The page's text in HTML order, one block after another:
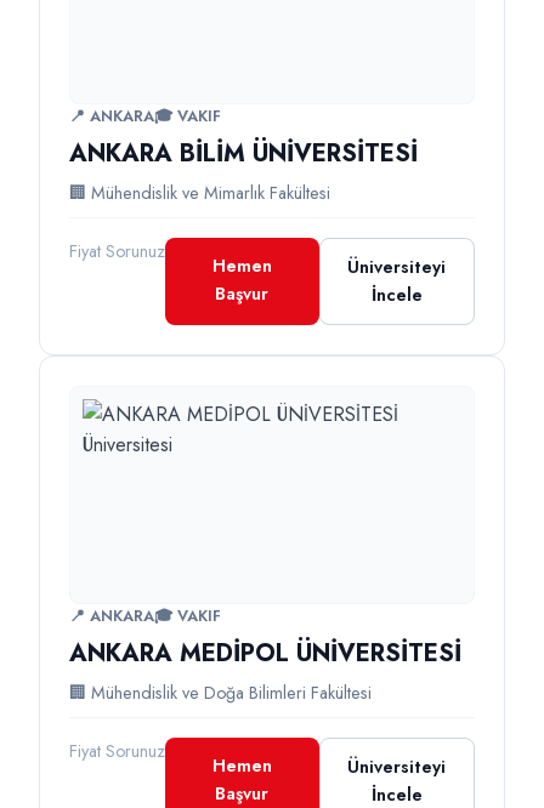
📍 ANKARA🎓 VAKIF
ANKARA BİLİM ÜNİVERSİTESİ
🏢 Mühendislik ve Mimarlık Fakültesi
Fiyat Sorunuz
Hemen
Başvur
Üniversiteyi
İncele
📍 ANKARA🎓 VAKIF
ANKARA MEDİPOL ÜNİVERSİTESİ
🏢 Mühendislik ve Doğa Bilimleri Fakültesi
Fiyat Sorunuz
Hemen
Başvur
Üniversiteyi
İncele